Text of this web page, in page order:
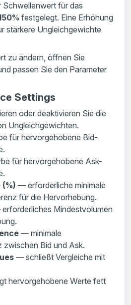
Schwellenwert für das
festgelegt. Eine Erhöhung
stärkere Ungleichgewichte
zu ändern, öffnen Sie
passen Sie den Parameter
Settings
oder deaktivieren Sie die
Ungleichgewichten.
für hervorgehobene Bid-
für hervorgehobene Ask-
(%) — erforderliche minimale
für die Hervorhebung.
Mindestvolumen
— minimale
zwischen Bid und Ask.
— schließt Vergleiche mit
hervorgehobene Werte fett